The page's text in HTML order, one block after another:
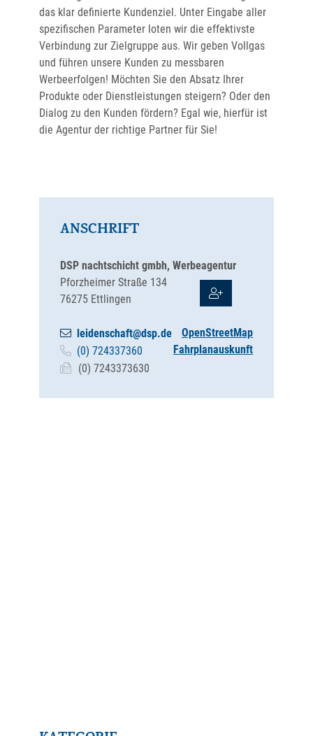
das klar definierte Kundenziel. Unter Eingabe aller
spezifischen Parameter loten wir die effektivste
Verbindung zur Zielgruppe aus. Wir geben Vollgas
und führen unsere Kunden zu messbaren
Werbeerfolgen! Möchten Sie den Absatz Ihrer
Produkte oder Dienstleistungen steigern? Oder den
Dialog zu den Kunden fördern? Egal wie, hierfür ist
die Agentur der richtige Partner für Sie!
ANSCHRIFT
DSP nachtschicht gmbh, Werbeagentur
Pforzheimer Straße 134
76275 Ettlingen
OpenStreetMap
Fahrplanauskunft
leidenschaft@dsp.de
(0) 724337360
(0) 7243373630